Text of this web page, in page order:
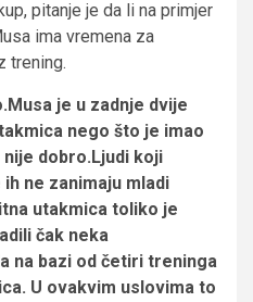
pitanje je da li na primjer
ima vremena za
trening.
je u zadnje dvije
nego što je imao
dobro.Ljudi koji
ne zanimaju mladi
utakmica toliko je
čak neka
na bazi od četiri treninga
U ovakvim uslovima to